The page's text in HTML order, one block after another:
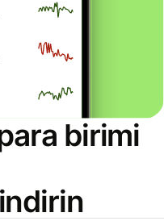
birimi